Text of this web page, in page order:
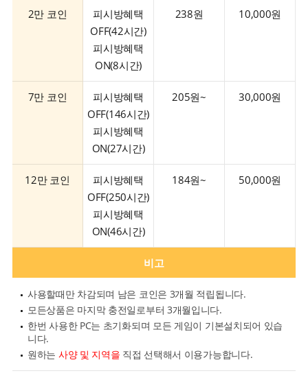
비고
2만 코인
피시방혜택
OFF(42시간)
피시방혜택
ON(8시간)
238원 10,000원
사용할때만 차감되며 남은 코인은 3개월 적립됩니다.
모든상품은 마지막 충전일로부터 3개월입니다.
한번 사용한 PC는 초기화되며 모든 게임이 기본설치되어 있습
니다.
원하는 사양 및 지역을 직접 선택해서 이용가능합니다.
7만 코인
피시방혜택
OFF(146시간)
피시방혜택
ON(27시간)
205원~ 30,000원
12만 코인
피시방혜택
OFF(250시간)
피시방혜택
ON(46시간)
184원~ 50,000원